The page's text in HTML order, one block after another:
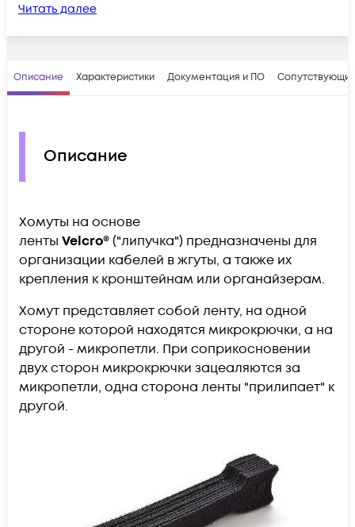
Читать далее
Описание Характеристики Документация и ПО
Описание
Хомуты на основе
ленты Velcro®("липучка") предназначены для
организации кабелей в жгуты, а также их
крепления к кронштейнам или органайзерам.
Хомут представляет собой ленту, на одной
стороне которой находятся микрокрючки, а на
другой - микропетли. При соприкосновении
двух сторон микрокрючки зацеаляются за
микропетли, одна сторона ленты "прилипает" к
другой.